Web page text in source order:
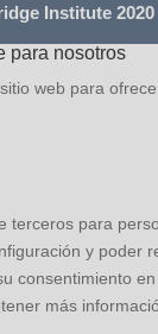
Institute 2020
para nosotros
web para
terceros para
y poder
consentimiento
más